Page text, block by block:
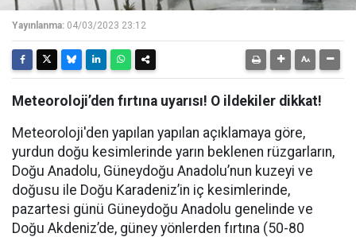
Yayınlanma: 04/03/2023 23:12
Meteoroloji’den fırtına uyarısı! O ildekiler dikkat!
Meteoroloji'den yapılan yapılan açıklamaya göre,
yurdun doğu kesimlerinde yarın beklenen rüzgarların,
Doğu Anadolu, Güneydoğu Anadolu’nun kuzeyi ve
doğusu ile Doğu Karadeniz’in iç kesimlerinde,
pazartesi günü Güneydoğu Anadolu genelinde ve
Doğu Akdeniz’de, güney yönlerden fırtına (50-80